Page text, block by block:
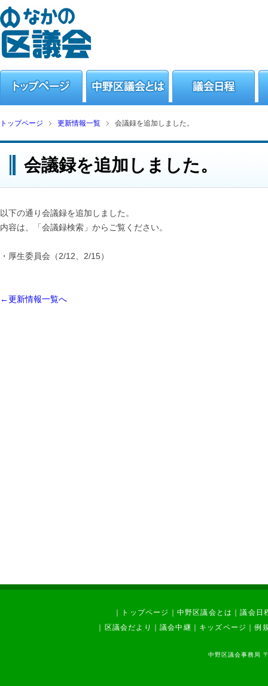
トップページ 更新情報一覧 会議録を追加しました。
会議録を追加しました。
以下の通り会議録を追加しました。
内容は、「会議録検索」からご覧ください。
・厚生委員会（2/12、2/15）
←更新情報一覧へ
トップページ 中野区議会とは ｜議会日
区議会だより ｜議会中継 キッズページ ｜例
中野区議会事務局